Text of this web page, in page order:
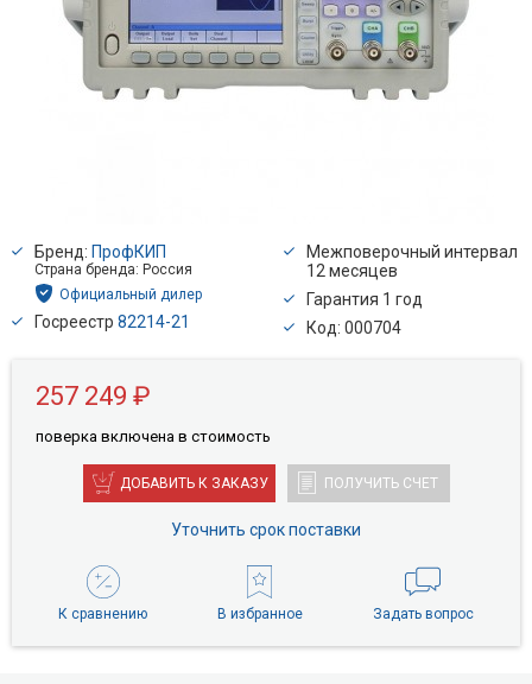
Бренд: ПрофКИП
Страна бренда: Россия
Официальный дилер
Госреестр 82214-21
Межповерочный интервал
12 месяцев
Гарантия 1 год
Код: 000704
257 249 ₽
поверкa включена в стоимость
ДОБАВИТЬ К ЗАКАЗУ ПОЛУЧИТЬ СЧЕТ
Уточнить срок поставки
К сравнению В избранное Задать вопрос